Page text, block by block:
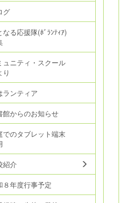
グ
なる応援隊(ﾎﾞﾗﾝﾃｨｱ)
ュニティ・スクール
り
ランティア
館からのお知らせ
でのタブレット端末
紹介
８年度行事予定